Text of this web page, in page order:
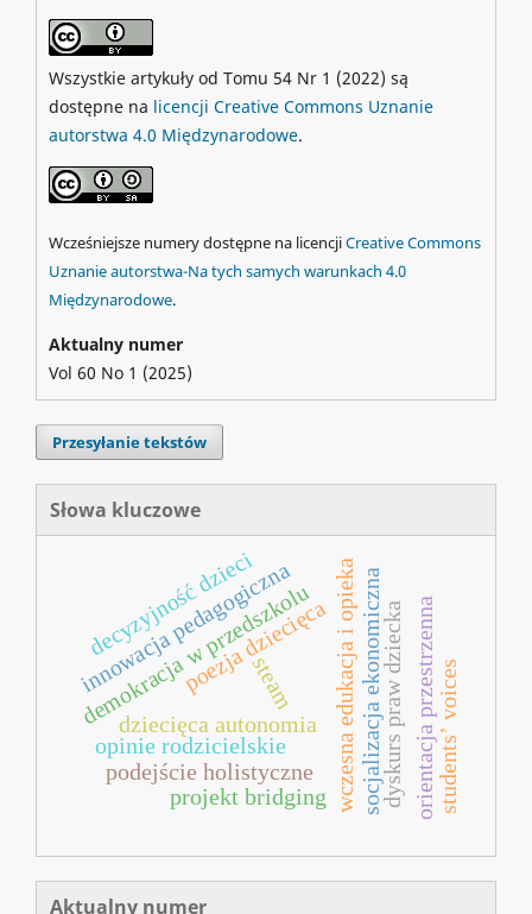
Wszystkie artykuły od Tomu 54 Nr 1 (2022) są
dostępne na licencji Creative Commons Uznanie
autorstwa 4.0 Międzynarodowe.
Wcześniejsze numery dostępne na licencjiCreative Commons
Uznanie autorstwa-Na tych samych warunkach 4.0
Międzynarodowe.
Aktualny numer
Vol 60 No 1 (2025)
Przesyłanie tekstów
Słowa kluczowe
wczesna edukacja i opieka
dziecięca autonomia
demokracja w przedszkolu socjalizacja ekonomiczna
innowacja pedagogiczna
poezja dziecięca dyskurs praw dziecka
opinie rodzicielskie orientacja przestrzenna
steam
podejście holistyczne
projekt bridging
decyzyjność dzieci
students’ voices
Aktualny numer